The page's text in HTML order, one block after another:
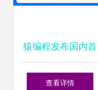
猿编程发布国内首
套计算思维课 深度
查看详情